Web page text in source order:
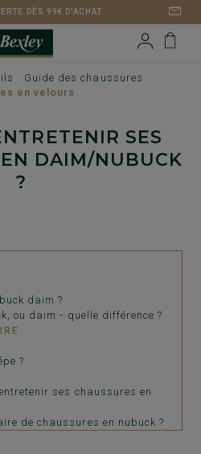
DÈS 99€ D'ACHAT
Guide des chaussures
en velours
SES
DAIM/NUBUCK
?
daim ?
ou daim - quelle différence ?
?
ses chaussures en
de chaussures en nubuck ?